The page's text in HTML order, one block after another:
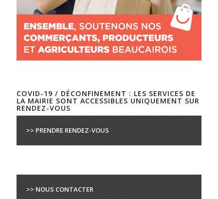
COVID-19 / DÉCONFINEMENT : LES SERVICES DE
LA MAIRIE SONT ACCESSIBLES UNIQUEMENT SUR
RENDEZ-VOUS
>> PRENDRE RENDEZ-VOUS
>> NOUS CONTACTER